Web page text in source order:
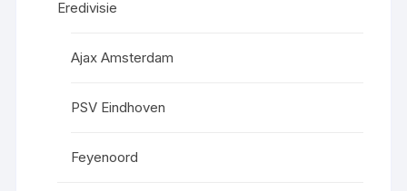
Eredivisie
Ajax Amsterdam
PSV Eindhoven
Feyenoord